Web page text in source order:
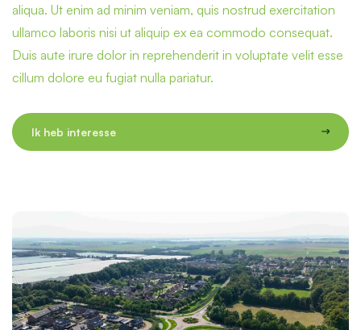
BESCHIKBAAR
aliqua. Ut enim ad minim veniam, quis nostrud exercitation
ullamco laboris nisi ut aliquip ex ea commodo consequat.
Duis aute irure dolor in reprehenderit in voluptate velit esse
cillum dolore eu fugiat nulla pariatur.